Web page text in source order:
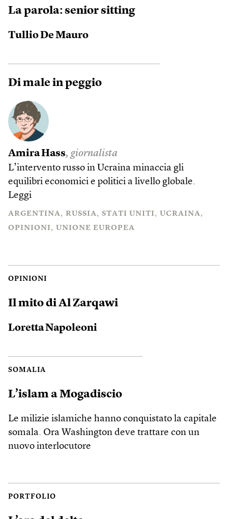
La parola: senior sitting
Tullio De Mauro
Di male in peggio
Amira Hass, giornalista
L’intervento russo in Ucraina minaccia gli
equilibri economici e politici a livello globale.
Leggi
ARGENTINA RUSSIA STATI UNITI
UCRAINA
OPINIONI
UNIONE EUROPEA
OPINIONI
Il mito di Al Zarqawi
Loretta Napoleoni
SOMALIA
L’islam a Mogadiscio
Le milizie islamiche hanno conquistato la capitale
somala. Ora Washington deve trattare con un
nuovo interlocutore
PORTFOLIO